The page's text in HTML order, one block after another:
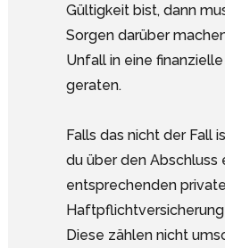
Gültigkeit bist, dann
Sorgen darüber
Unfall in eine
geraten.
Falls das nicht der Fall
du über den Abschluss
entsprechenden
Diese zählen nicht